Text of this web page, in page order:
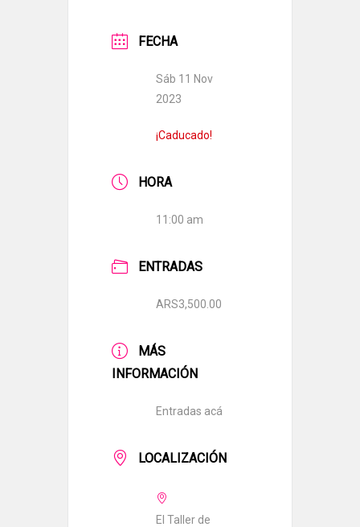
FECHA
Sáb 11 Nov
2023
¡Caducado!
HORA
11:00 am
ENTRADAS
ARS3,500.00
MÁS
INFORMACIÓN
Entradas acá
LOCALIZACIÓN
El Taller de